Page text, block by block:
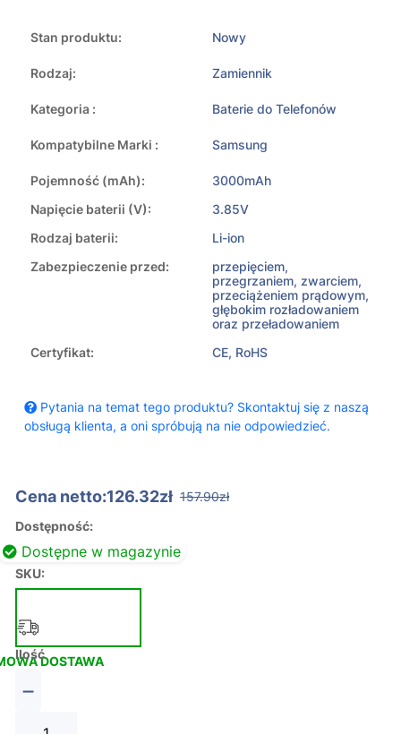
Stan produktu: Nowy
Rodzaj: Zamiennik
Kategoria : Baterie do Telefonów
Kompatybilne Marki : Samsung
Pojemność (mAh):
3000mAh
Napięcie baterii (V):
3.85V
Rodzaj baterii:
Li-ion
Zabezpieczenie przed:
przepięciem,
przegrzaniem, zwarciem,
przeciążeniem prądowym,
głębokim rozładowaniem
oraz przeładowaniem
Certyfikat:
CE, RoHS
Pytania na temat tego produktu? Skontaktuj się z naszą
obsługą klienta, a oni spróbują na nie odpowiedzieć.
Cena netto:126.32zł 157.90zł
Dostępność:
Dostępne w magazynie
SKU:
DOSTAWA
Ilość
−